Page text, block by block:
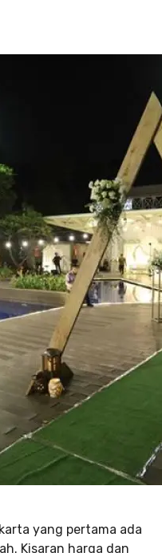
yang pertama ada
Kisaran harga dan